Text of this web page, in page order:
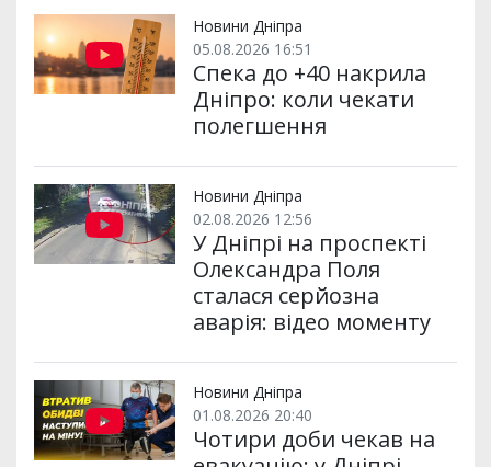
и k m p
Новини Дніпра
05.08.2026 16:51
Спека до +40 накрила
Дніпро: коли чекати
полегшення
Новини Дніпра
02.08.2026 12:56
У Дніпрі на проспекті
Олександра Поля
сталася серйозна
аварія: відео моменту
Новини Дніпра
01.08.2026 20:40
Чотири доби чекав на